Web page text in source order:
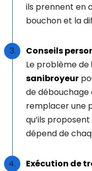
ils prennent en
bouchon et la
Conseils
Le problème de
sanibroyeur
de débouchage
remplacer une
qu’ils
dépend de
Exécution de